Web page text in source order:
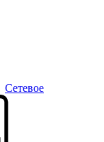
Сетевое